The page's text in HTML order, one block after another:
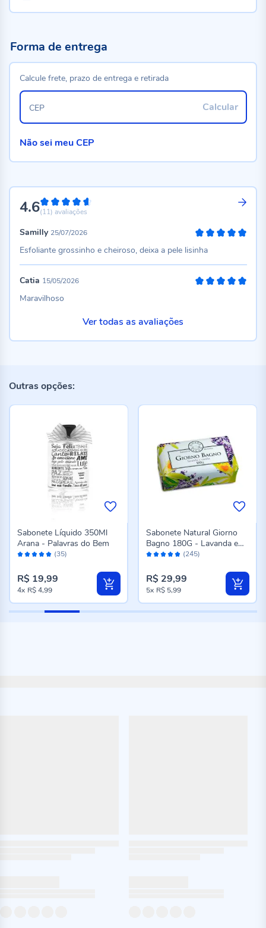
4.692%
(11) avaliações
Samilly 25/07/2026
Esfoliante grossinho e cheiroso, deixa a pele lisinha
Catia 15/05/2026
Maravilhoso
Ver todas as avaliações
Forma de entrega
Calcule frete, prazo de entrega e retirada
Calcular
CEP
Não sei meu CEP
Outras opções:
Avaliação: (35)
Sabonete Líquido 350Ml
Arana - Palavras do Bem
R$ 19,99
4x R$ 4,99
Avaliação: (245)
Sabonete Natural Giorno
Bagno 180G - Lavanda e
Vanilla
R$ 29,99
5x R$ 5,99